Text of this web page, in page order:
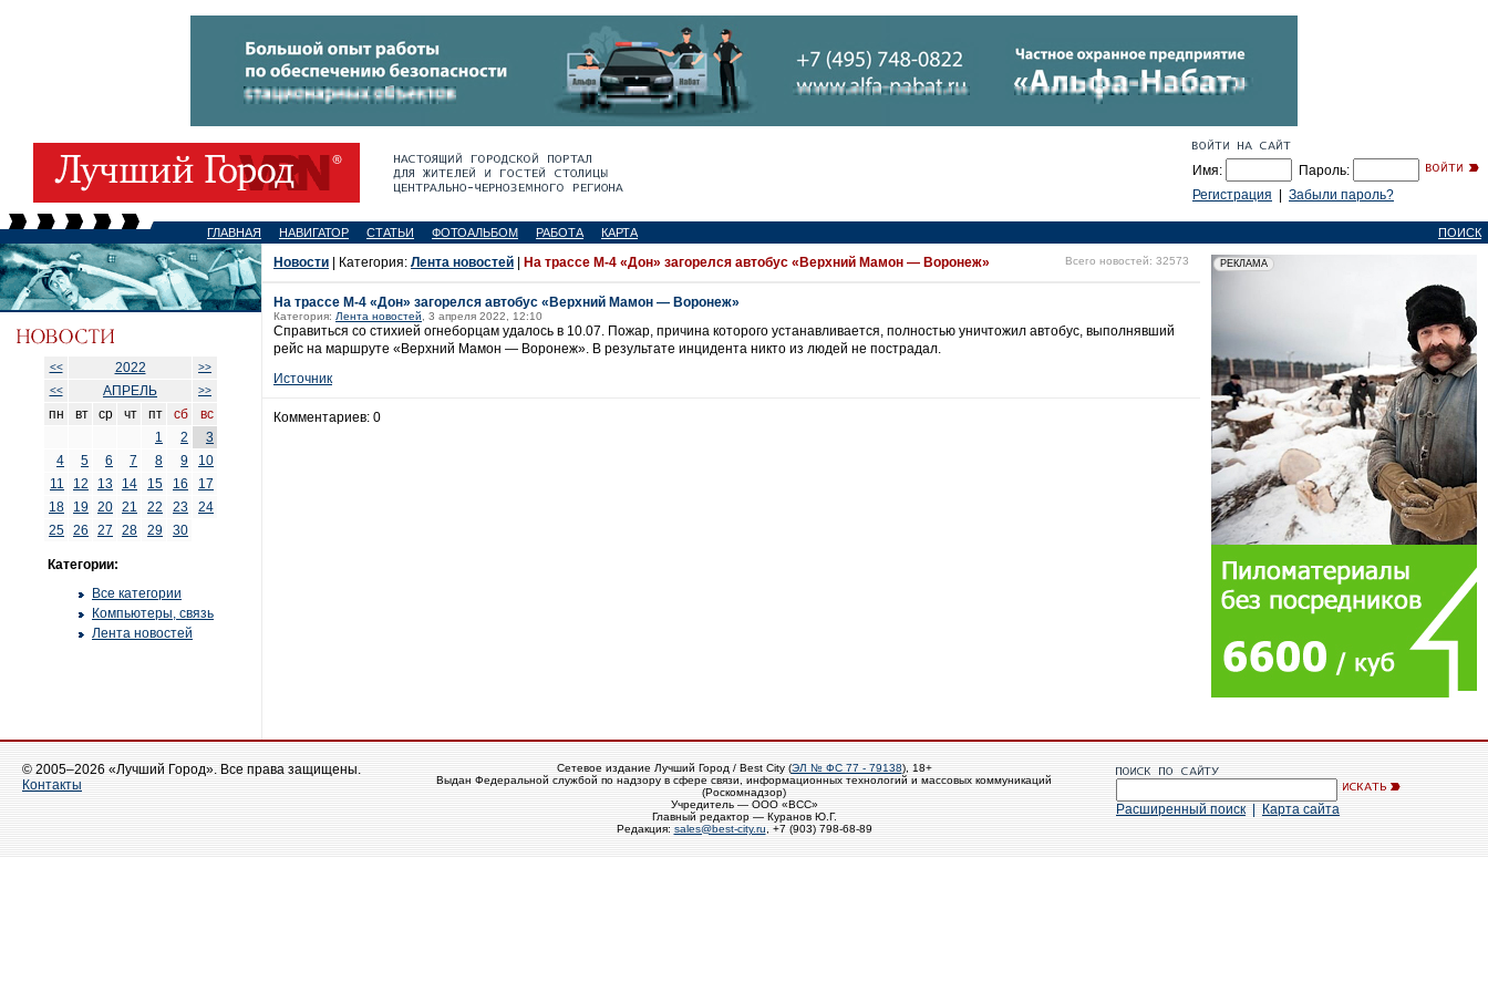
Имя:
Пароль:
Регистрация
Забыли пароль?
ГЛАВНАЯ НАВИГАТОР СТАТЬИ ФОТОАЛЬБОМ РАБОТА КАРТА ПОИСК
<< 2022
>>
<<
АПРЕЛЬ >>
пн вт ср чт пт сб
вс
1
2
3
4
5 6 7 8 9
10
11
12 13 14 15 16
17
18
19 20 21 22 23
24
25 26 27 28 29 30
Категории:
Все категории
Компьютеры, связь
Лента новостей
Новости | Категория: Лента новостей На трассе М-4 «Дон» загорелся автобус «Верхний Мамон — Воронеж» Всего новостей: 32573
На трассе М-4 «Дон» загорелся автобус «Верхний Мамон — Воронеж»
Категория: Лента новостей , 3 апреля 2022, 12:10
Справиться со стихией огнеборцам удалось в 10.07. Пожар, причина которого устанавливается, полностью уничтожил автобус, выполнявший
рейс на маршруте «Верхний Мамон — Воронеж». В результате инцидента никто из людей не пострадал.
Источник
Комментариев: 0
© 2005–2026 «Лучший Город». Все права защищены.
Контакты
Сетевое издание Лучший Город / Best City (ЭЛ № ФС 77 - 79138), 18+
Выдан Федеральной службой по надзору в сфере связи, информационных технологий и массовых коммуникаций
(Роскомнадзор)
Учредитель — ООО «ВСС»
Главный редактор — Куранов Ю.Г.
Редакция: sales@best-city.ru , +7 (903) 798-68-89
Расширенный поиск Карта сайта